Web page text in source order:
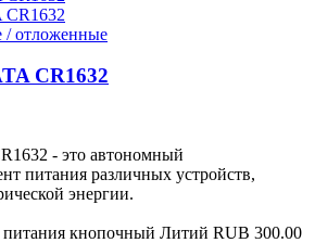
/ отложенные
CR1632
- это автономный
питания различных устройств,
энергии.
кнопочный Литий RUB 300.00